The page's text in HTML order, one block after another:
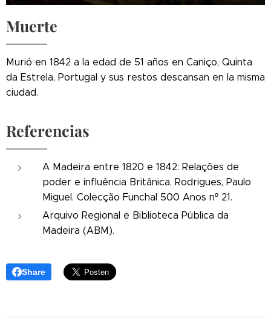
Muerte
Murió en 1842 a la edad de 51 años en Caniço, Quinta
da Estrela, Portugal y sus restos descansan en la misma
ciudad.
Referencias
A Madeira entre 1820 e 1842: Relações de
poder e influência Britânica. Rodrigues, Paulo
Miguel. Colecção Funchal 500 Anos nº 21.
Arquivo Regional e Biblioteca Pública da
Madeira (ABM).
Share